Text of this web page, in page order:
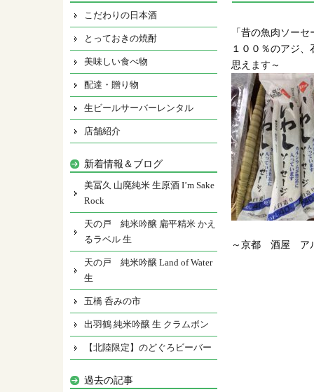
「昔の魚肉ソー
１００％のアジ
思えます～
～京都 酒屋 ア
こだわりの日本酒
とっておきの焼酎
美味しい食べ物
配達・贈り物
生ビールサーバーレンタル
店舗紹介
新着情報＆ブログ
美冨久 山廃純米 生原酒 I’m Sake
Rock
天の戸 純米吟醸 扁平精米 かえ
るラベル 生
天の戸 純米吟醸 Land of Water
生
五橋 呑みの市
出羽鶴 純米吟醸 生 クラムボン
【北陸限定】のどぐろビーバー
過去の記事